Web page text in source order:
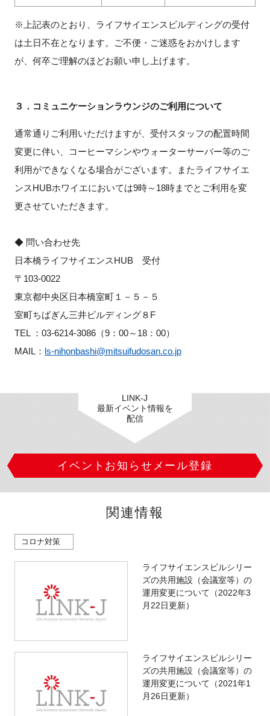
※上記表のとおり、ライフサイエンスビルディングの受付
は土日不在となります。ご不便・ご迷惑をおかけします
が、何卒ご理解のほどお願い申し上げます。
３．コミュニケーションラウンジのご利用について
通常通りご利用いただけますが、受付スタッフの配置時間
変更に伴い、コーヒーマシンやウォーターサーバー等のご
利用ができなくなる場合がございます。またライフサイエ
ンスHUBホワイエにおいては9時～18時までとご利用を変
更させていただきます。
◆ 問い合わせ先
日本橋ライフサイエンスHUB 受付
〒103-0022
東京都中央区日本橋室町１－５－５
室町ちばぎん三井ビルディング８F
TEL ：03-6214-3086（9：00～18：00）
MAIL： ls-nihonbashi@mitsuifudosan.co.jp
LINK-J
最新イベント情報を
配信
イベントお知らせメール登録
関連情報
コロナ対策
ライフサイエンスビルシリー
ズの共用施設（会議室等）の
運用変更について（2022年3
月22日更新）
ライフサイエンスビルシリー
ズの共用施設（会議室等）の
運用変更について（2021年1
月26日更新）